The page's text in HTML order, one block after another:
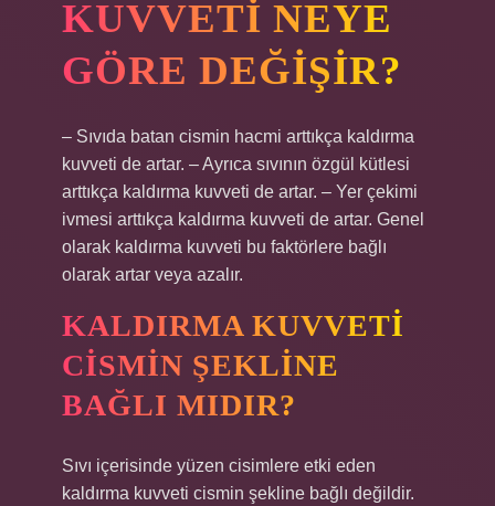
KUVVETI NEYE
GÖRE DEĞIŞIR?
– Sıvıda batan cismin hacmi arttıkça kaldırma
kuvveti de artar. – Ayrıca sıvının özgül kütlesi
arttıkça kaldırma kuvveti de artar. – Yer çekimi
ivmesi arttıkça kaldırma kuvveti de artar. Genel
olarak kaldırma kuvveti bu faktörlere bağlı
olarak artar veya azalır.
KALDIRMA KUVVETI
CISMIN ŞEKLINE
BAĞLI MIDIR?
Sıvı içerisinde yüzen cisimlere etki eden
kaldırma kuvveti cismin şekline bağlı değildir.